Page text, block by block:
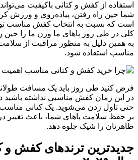
از کفش و کتانی باکیفیت می‌تواند
حین راه رفتن، پیاده‌روی و ورزش کردن
که نسبت به انتخاب کفش مناسب
در طی روز پاهای ما وزن ما را حین
همین دلیل به منظور مراقبت از سلامت
استفاده شود.
کنید طی روز باید یک مسافت طولانی را
این زمان کفش مناسبی نداشته باشید
تاول زدن می‌شوید. یک کتانی مناسب و
حفظ سلامت پاهای شما، باعث تغییر در
را شیک جلوه دهد.
ترندهای کفش و